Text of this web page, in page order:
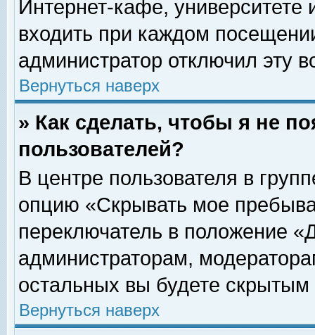
Интернет-кафе, университете
входить при каждом
администратор отключил эту
Вернуться наверх
» Как сделать, чтобы я не
пользователей?
В центре пользователя в
опцию «Скрывать мое
переключатель в положение
администраторам,
остальных вы будете скрытым
Вернуться наверх